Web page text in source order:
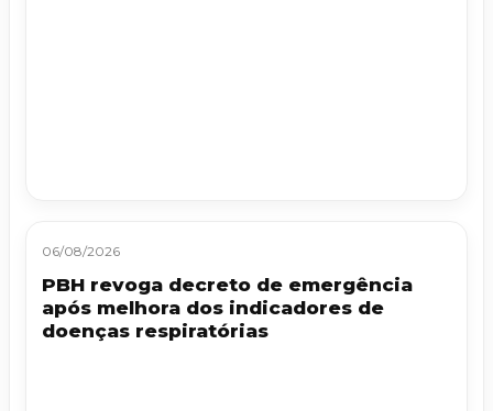
06/08/2026
PBH revoga decreto de emergência
após melhora dos indicadores de
doenças respiratórias